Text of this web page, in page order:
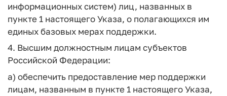
информационных систем) лиц, названных в
пункте 1 настоящего Указа, о полагающихся им
единых базовых мерах поддержки.
4. Высшим должностным лицам субъектов
Российской Федерации:
а) обеспечить предоставление мер поддержки
лицам, названным в пункте 1 настоящего Указа,